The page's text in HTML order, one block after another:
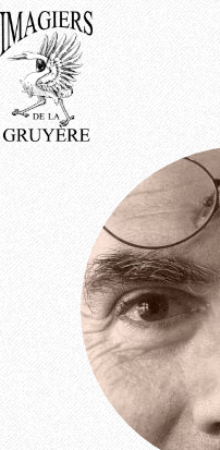
À venir
Passées